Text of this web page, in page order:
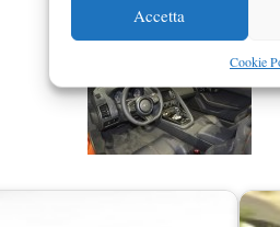
Accetta
Cookie